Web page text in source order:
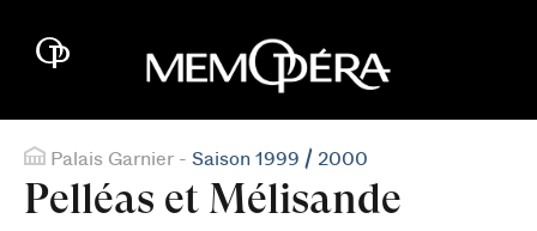
Palais Garnier - Saison 1999 / 2000
Pelléas et Mélisande